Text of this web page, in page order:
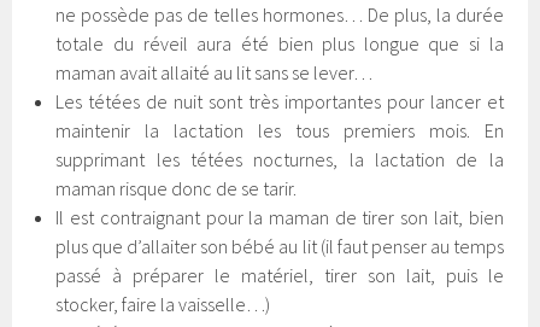
ne possède pas de telles hormones… De plus, la durée
totale du réveil aura été bien plus longue que si la
maman avait allaité au lit sans se lever…
Les tétées de nuit sont très importantes pour lancer et
maintenir la lactation les tous premiers mois. En
supprimant les tétées nocturnes, la lactation de la
maman risque donc de se tarir.
Il est contraignant pour la maman de tirer son lait, bien
plus que d’allaiter son bébé au lit (il faut penser au temps
passé à préparer le matériel, tirer son lait, puis le
stocker, faire la vaisselle…)